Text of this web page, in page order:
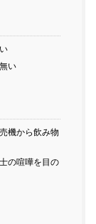
い
機から飲み物
の喧嘩を目の